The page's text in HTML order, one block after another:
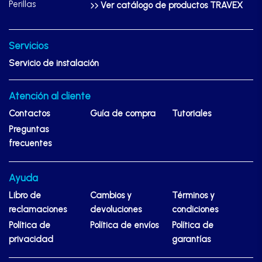
Perillas Ver catálogo de productos TRAVEX
Servicios
Servicio de instalación
Atención al cliente
Contactos Guía de compra
Tutoriales
Preguntas
frecuentes
Ayuda
Libro de
reclamaciones
Cambios y
devoluciones
Términos y
condiciones
Política de
privacidad
Política de envíos
Política de
garantías